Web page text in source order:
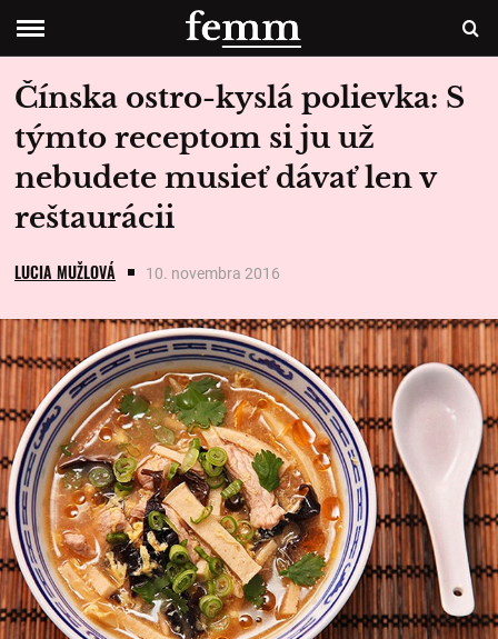
Čínska ostro-kyslá polievka: S
týmto receptom si ju už
nebudete musieť dávať len v
reštaurácii
LUCIA MUŽLOVÁ 10. novembra 2016